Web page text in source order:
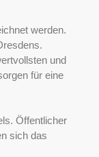
werden.
und
für eine
Öffentlicher
sich das